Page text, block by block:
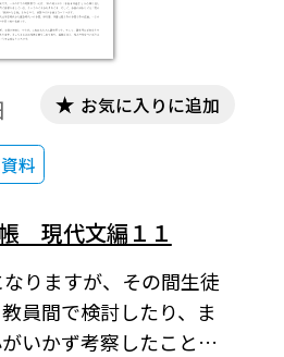
料
お気に入りに追加
現代文編１１
りますが、その間生徒
員間で検討したり、ま
いかず考察したことが